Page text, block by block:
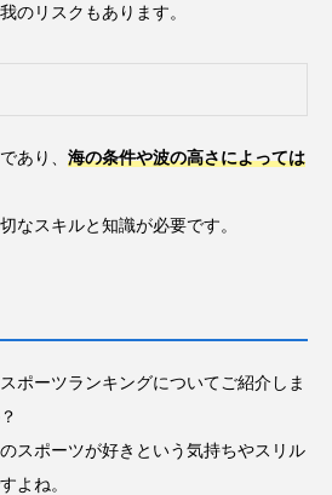
のリスクもあります。
あり、 海の条件や波の高さによっては
なスキルと知識が必要です。
ポーツランキングについてご紹介しま
スポーツが好きという気持ちやスリル
よね。